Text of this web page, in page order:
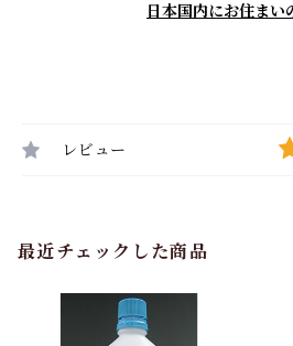
日本国内にお住まい
レビュー
最近チェックした商品